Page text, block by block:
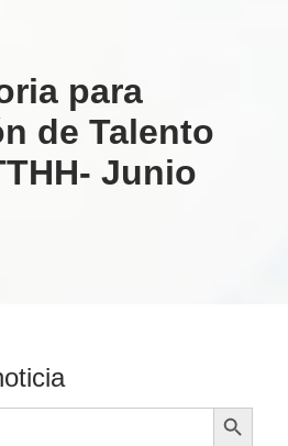
para
de Talento
Junio
Botón de búsqueda